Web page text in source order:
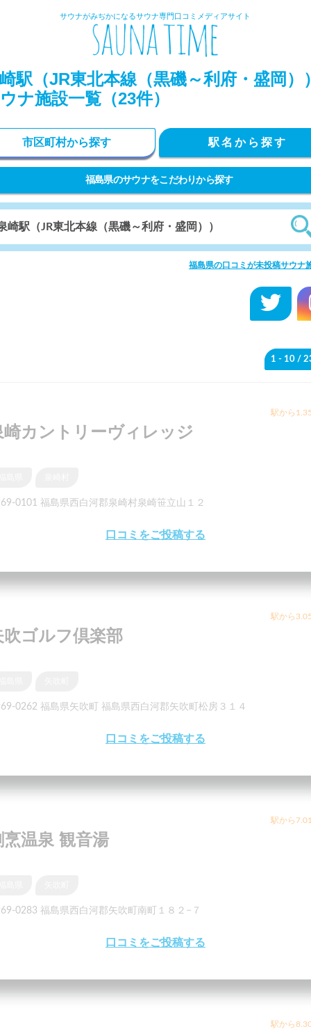
サウナがみぢかになるサウナ専門口コミメディアサイト
駅（JR東北本線（黒磯～利府・盛岡）
ナ施設一覧（23件）
市区町村から探す 駅名から探す
福島県のサウナをこだわりから探す
福島県の口コミが未投稿サウナ
1 - 10 /
駅から
崎カントリーヴィレッジ
0101 福島県西白河郡泉崎村泉崎笹立山１２
口コミをご投稿する
駅から
吹ゴルフ倶楽部
0262 福島県矢吹町 福島県西白河郡矢吹町松房３１４
口コミをご投稿する
駅から
烹温泉 観音湯
0283 福島県西白河郡矢吹町南町１８２−７
口コミをご投稿する
駅から